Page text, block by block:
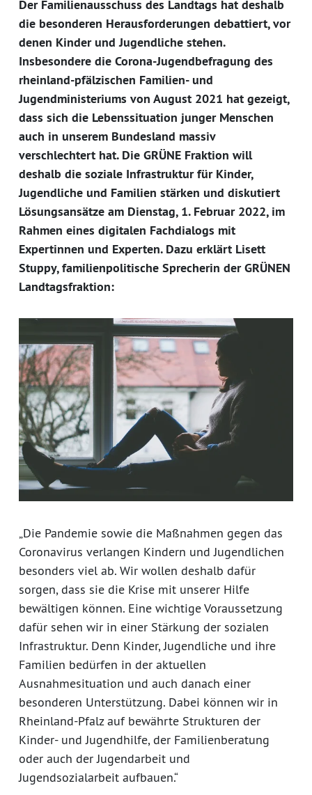
Der Familienausschuss des Landtags hat deshalb
die besonderen Herausforderungen debattiert, vor
denen Kinder und Jugendliche stehen.
Insbesondere die Corona-Jugendbefragung des
rheinland-pfälzischen Familien- und
Jugendministeriums von August 2021 hat gezeigt,
dass sich die Lebenssituation junger Menschen
auch in unserem Bundesland massiv
verschlechtert hat. Die GRÜNE Fraktion will
deshalb die soziale Infrastruktur für Kinder,
Jugendliche und Familien stärken und diskutiert
Lösungsansätze am Dienstag, 1. Februar 2022, im
Rahmen eines digitalen Fachdialogs mit
Expertinnen und Experten. Dazu erklärt Lisett
Stuppy, familienpolitische Sprecherin der GRÜNEN
Landtagsfraktion:
„Die Pandemie sowie die Maßnahmen gegen das
Coronavirus verlangen Kindern und Jugendlichen
besonders viel ab. Wir wollen deshalb dafür
sorgen, dass sie die Krise mit unserer Hilfe
bewältigen können. Eine wichtige Voraussetzung
dafür sehen wir in einer Stärkung der sozialen
Infrastruktur. Denn Kinder, Jugendliche und ihre
Familien bedürfen in der aktuellen
Ausnahmesituation und auch danach einer
besonderen Unterstützung. Dabei können wir in
Rheinland-Pfalz auf bewährte Strukturen der
Kinder- und Jugendhilfe, der Familienberatung
oder auch der Jugendarbeit und
Jugendsozialarbeit aufbauen.“